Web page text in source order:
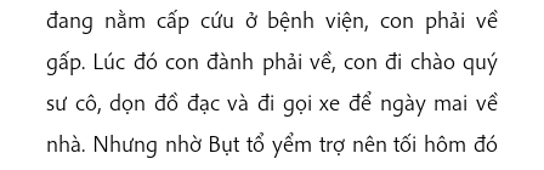
đang nằm cấp cứu ở bệnh viện, con phải về
gấp. Lúc đó con đành phải về, con đi chào quý
sư cô, dọn đồ đạc và đi gọi xe để ngày mai về
nhà. Nhưng nhờ Bụt tổ yểm trợ nên tối hôm đó